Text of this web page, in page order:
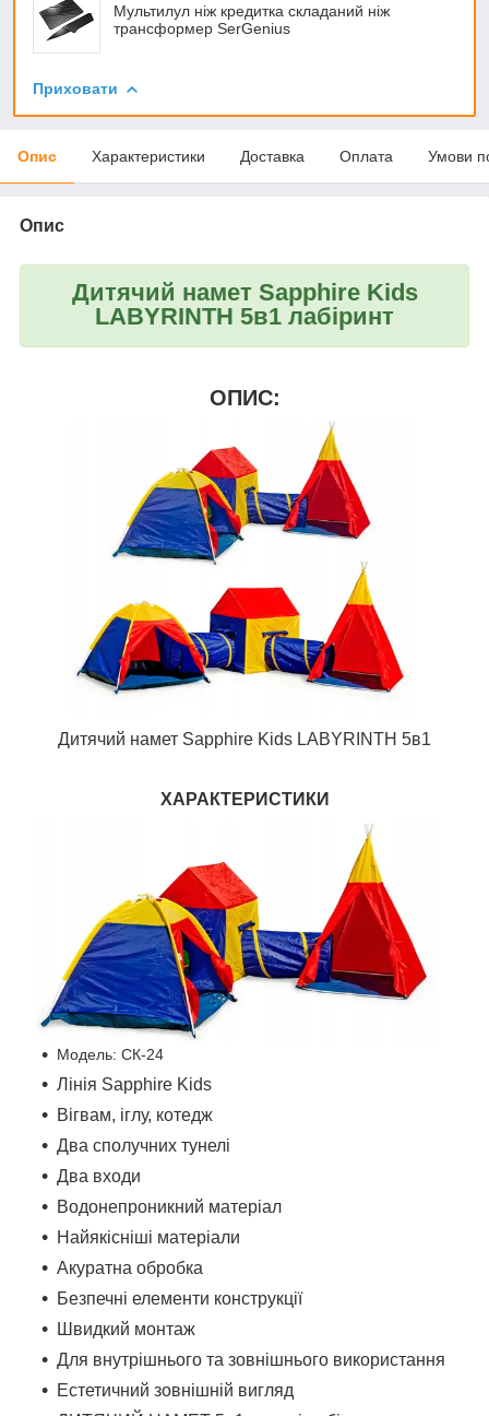
Мультилул ніж кредитка складаний ніж
трансформер SerGenius
Приховати
Опис Характеристики Доставка Оплата Умови
Опис
Дитячий намет Sapphire Kids
LABYRINTH 5в1 лабіринт
ОПИС:
Дитячий намет Sapphire Kids LABYRINTH 5в1
ХАРАКТЕРИСТИКИ
Модель: СК-24
Лінія Sapphire Kids
Вігвам, іглу, котедж
Два сполучних тунелі
Два входи
Водонепроникний матеріал
Найякісніші матеріали
Акуратна обробка
Безпечні елементи конструкції
Швидкий монтаж
Для внутрішнього та зовнішнього використання
Естетичний зовнішній вигляд